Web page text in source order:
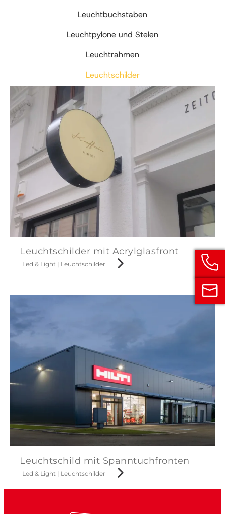
Leuchtbuchstaben
Leuchtpylone und Stelen
Leuchtrahmen
Leuchtschilder
Leuchtschilder mit Acrylglasfront
Led & Light | Leuchtschilder
Leuchtschild mit Spanntuchfronten
Led & Light | Leuchtschilder